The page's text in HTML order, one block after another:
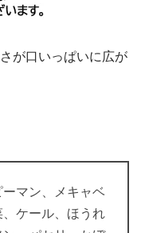
が口いっぱいに広が
マン、メキャベ
ケール、ほうれ